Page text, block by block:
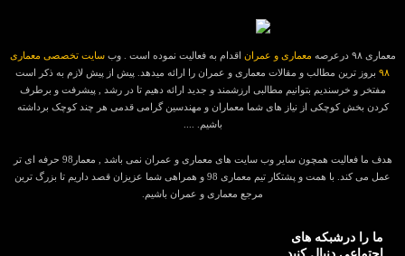
معماری ۹۸ درعرصه معماری و عمران اقدام به فعالیت نموده است . وبسایت تخصصی معماری
۹۸ بروز ترین مطالب و مقالات معماری و عمران را ارائه میدهد. پیش از پیش لازم به ذکر است
مفتخر و خرسندیم بتوانیم مطالبی ارزشمند و جدید ارائه دهیم تا در رشد , پیشرفت و برطرف
کردن بخش کوچکی از نیاز های شما معماران و مهندسین گرامی قدمی هر چند کوچک برداشته
باشیم. ....
هدف ما فعالیت همچون سایر وب سایت های معماری و عمران نمی باشد , معمار98 حرفه ای تر
عمل می کند. با همت و پشتکار تیم معماری 98 و همراهی شما عزیزان قصد داریم تا بزرگ ترین
مرجع معماری و عمران باشیم.
ما را درشبکه های